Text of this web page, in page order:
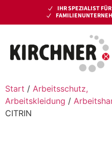
IHR SPEZIALIST
Start / Arbeitsschutz,
Arbeitskleidung /
CITRIN